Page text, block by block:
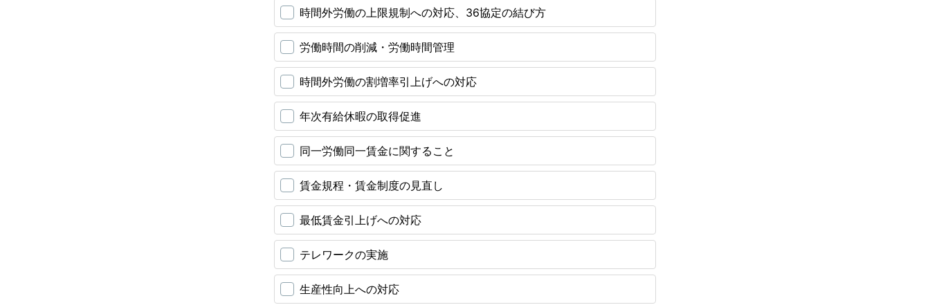
時間外労働の上限規制への対応、36協定の結び方
労働時間の削減・労働時間管理
時間外労働の割増率引上げへの対応
年次有給休暇の取得促進
同一労働同一賃金に関すること
賃金規程・賃金制度の見直し
最低賃金引上げへの対応
テレワークの実施
生産性向上への対応